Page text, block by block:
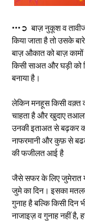
•••➲ बाज़ नुकूश व
किया जाता है तो उसके
बाज़ औकात को बाज़
किसी साअत और घड़ी
बनाया है।
लेकिन मनहूस किसी वक़्त
चाहता है और खुदाए
उनकी इताअत से बढ़कर
नाफरमानी और कुफ़ से
की फजीलत आई है
जैसे सफर के लिए जुमेरात
जुमे का दिन। इसका
गुनाह है बल्कि किसी
नाजाइज़ व गुनाह नहीं है,